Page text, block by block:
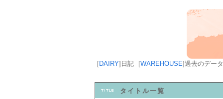
[DAIRY] 日記 [WAREHOUSE]過去のデータ
タイトル一覧